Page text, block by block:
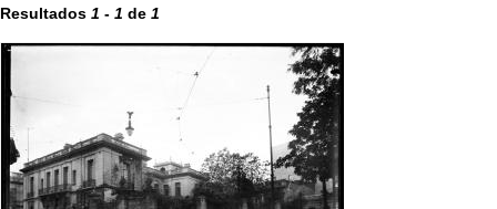
Resultados 1 - 1 de 1